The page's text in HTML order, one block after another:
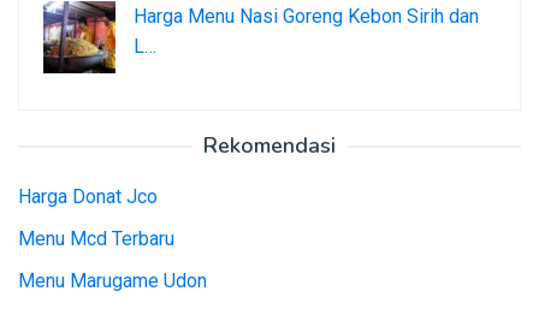
Harga Menu Nasi Goreng Kebon Sirih dan
L…
Rekomendasi
Harga Donat Jco
Menu Mcd Terbaru
Menu Marugame Udon